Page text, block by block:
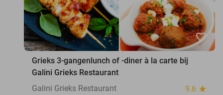
favorite_border
Grieks 3-gangenlunch of -diner à la carte bij
Galini Grieks Restaurant
Galini Grieks Restaurant
9.6 star